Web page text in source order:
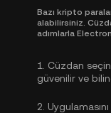
Bazı kripto
alabilirsiniz.
adımlarla
1. Cüzdan
güvenilir ve
2.